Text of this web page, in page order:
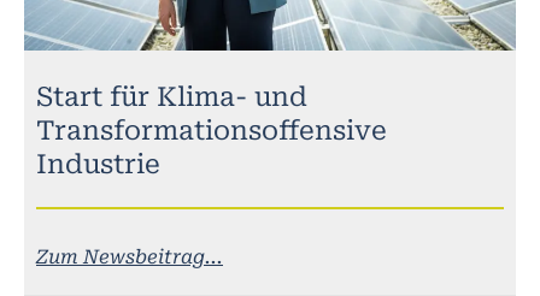
Start für Klima- und
Transformationsoffensive
Industrie
Zum Newsbeitrag...